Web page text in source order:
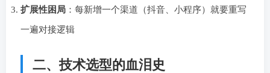
扩展性困局 ：每新增一个渠道（抖音、小程序）就要重写
一遍对接逻辑
二、技术选型的血泪史